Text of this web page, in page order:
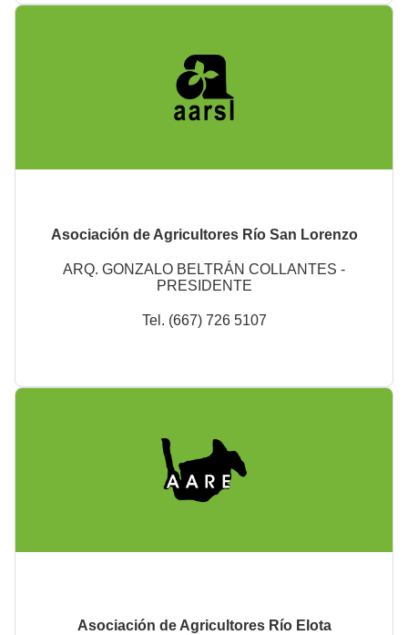
Asociación de Agricultores Río San Lorenzo
ARQ. GONZALO BELTRÁN COLLANTES -
PRESIDENTE
Tel. (667) 726 5107
Asociación de Agricultores Río Elota